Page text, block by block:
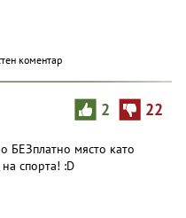
коментар
2 22
БЕЗплатно място като
спорта! :D